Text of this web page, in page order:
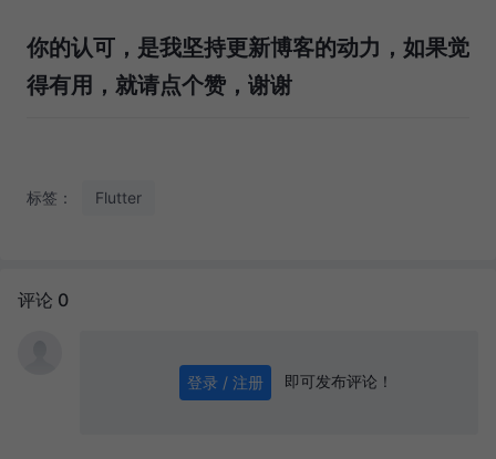
你的认可，是我坚持更新博客的动力，如果觉
得有用，就请点个赞，谢谢
标签： Flutter
评论 0
登录 / 注册 即可发布评论！